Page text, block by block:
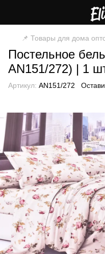
📌 Товары для дома
Постельное
AN151/272) | 1
Артикул: AN151/272